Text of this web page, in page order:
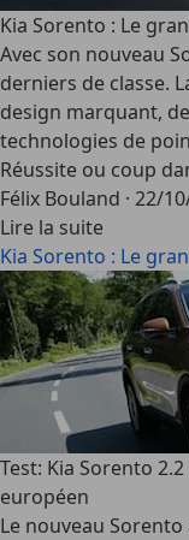
Kia Sorento : Le
Avec son nouveau
derniers de classe.
design marquant,
technologies de
Réussite ou coup
Félix Bouland · 22/
Lire la suite
Kia Sorento : Le
Test: Kia Sorento
européen
Le nouveau